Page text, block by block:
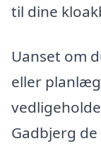
til dine
Uanset om
eller
Gadbjerg